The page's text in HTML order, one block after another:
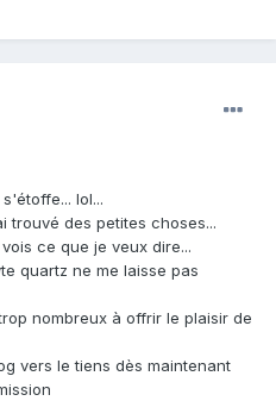
lol...
trouvé des petites choses...
ce que je veux dire...
quartz ne me laisse pas
nombreux à offrir le plaisir de
vers le tiens dès maintenant